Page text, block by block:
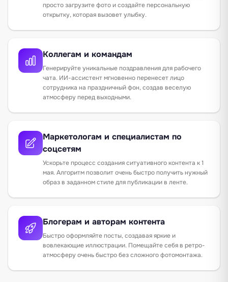
просто загрузите фото и создайте персональную
открытку, которая вызовет улыбку.
Коллегам и командам
Генерируйте уникальные поздравления для рабочего
чата. ИИ-ассистент мгновенно перенесет лицо
сотрудника на праздничный фон, создав веселую
атмосферу перед выходными.
Маркетологам и специалистам по
соцсетям
Ускорьте процесс создания ситуативного контента к 1
мая. Алгоритм позволит очень быстро получить нужный
образ в заданном стиле для публикации в ленте.
Блогерам и авторам контента
Быстро оформляйте посты, создавая яркие и
вовлекающие иллюстрации. Помещайте себя в ретро-
атмосферу очень быстро без сложного фотомонтажа.